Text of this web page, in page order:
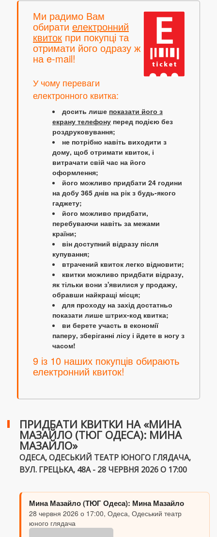
Ми радимо Вам
обирати електронний
квиток при покупці та
отримати його одразу ж
на e-mail!
У чому переваги
електронного квитка:
досить лише показати його з
екрану телефону перед подією без
роздруковування;
не потрібно навіть виходити з
дому, щоб отримати квиток, і
витрачати свій час на його
оформлення;
його можливо придбати 24 години
на добу 365 днів на рік з будь-якого
гаджету;
його можливо придбати,
перебуваючи навіть за межами
країни;
він доступний відразу після
купування;
втрачений квиток легко відновити;
квитки можливо придбати відразу,
як тільки вони з'явилися у продажу,
обравши найкращі місця;
для проходу на захід достатньо
показати лише штрих-код квитка;
ви берете участь в економії
паперу, зберіганні лісу і йдете в ногу з
часом!
9 із 10 наших покупців обирають
електронний квиток!
ПРИДБАТИ КВИТКИ НА «МИНА
МАЗАЙЛО (ТЮГ ОДЕСА): МИНА
МАЗАЙЛО»
ОДЕСА, ОДЕСЬКИЙ ТЕАТР ЮНОГО ГЛЯДАЧА,
ВУЛ. ГРЕЦЬКА, 48А - 28 ЧЕРВНЯ 2026 О 17:00
Мина Мазайло (ТЮГ Одеса): Мина Мазайло
28 червня 2026 о 17:00, Одеса, Одеський театр
юного глядача